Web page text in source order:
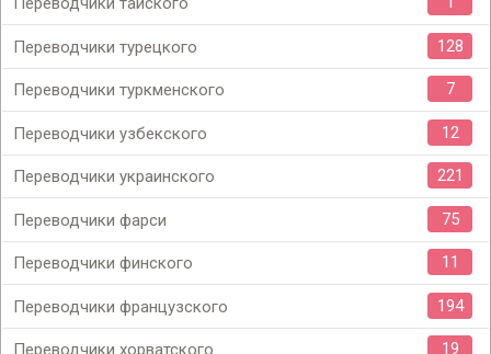
Переводчики турецкого 128
Переводчики туркменского 7
Переводчики узбекского 12
Переводчики украинского 221
Переводчики фарси 75
Переводчики финского 11
Переводчики французского 194
Переводчики хорватского 19